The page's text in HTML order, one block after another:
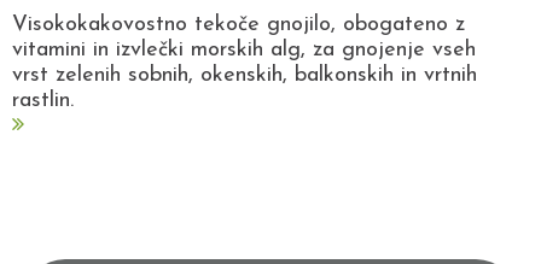
Visokokakovostno tekoče gnojilo, obogateno z
vitamini in izvlečki morskih alg, za gnojenje vseh
vrst zelenih sobnih, okenskih, balkonskih in vrtnih
rastlin.